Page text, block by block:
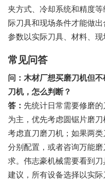
夹方式、冷却系统和精度
际刀具和现场条件才能做
参数以实际刀具、材料、现
常见问答
问：木材厂想买磨刀机但
刀机，怎么判断？
答： 先统计日常需要修磨
为主，优先考虑圆锯片磨
考虑直刀磨刀机；如果两
分别配置，或者咨询万能
求。伟志豪机械需要看到
建议，所有设备选择以实际